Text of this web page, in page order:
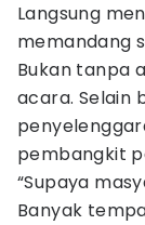
Langsung
memandang
Bukan tanpa
acara. Selain
pembangkit
“Supaya
Banyak